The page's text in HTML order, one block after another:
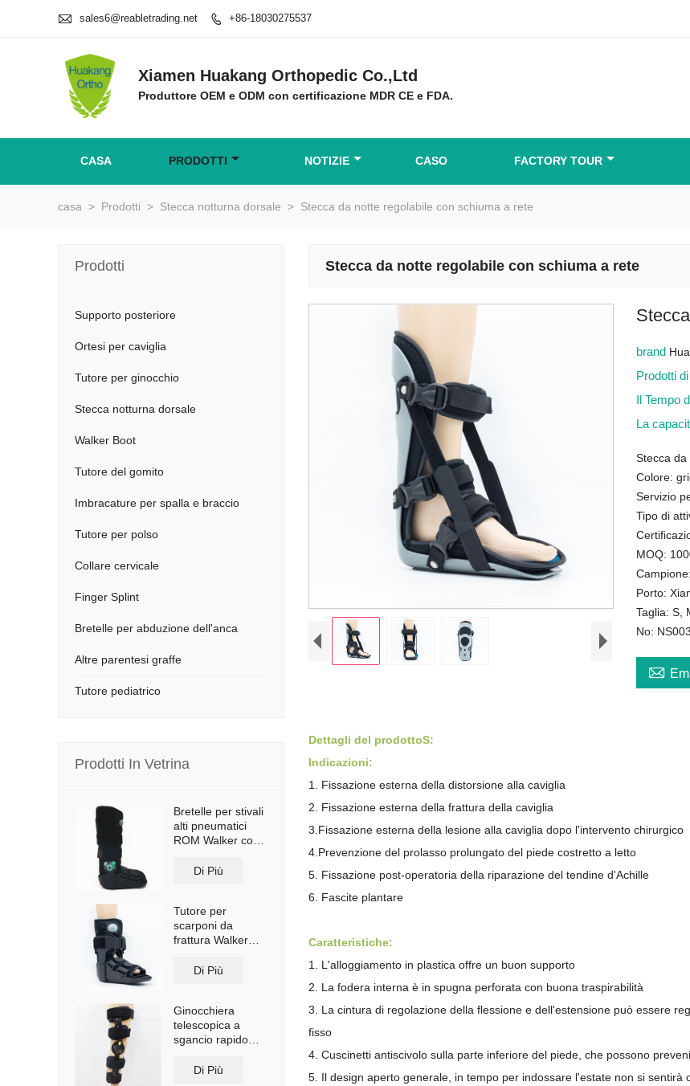
 sales6@reabletrading.net  +86-18030275537
Xiamen Huakang Orthopedic Co.,Ltd
Produttore OEM e ODM con certificazione MDR CE e FDA.
CASA PRODOTTI NOTIZIE CASO FACTORY TOUR
casa > Prodotti > Stecca notturna dorsale > Stecca da notte regolabile con schiuma a rete
Stecca da notte regolabile con schiuma a rete
brand
Prodotti
Il Tempo
La
Stecca
Colore:
Servizio
Tipo di
MOQ:
Porto:
Taglia: S,
No: NS003

Dettagli del prodottoS:
Indicazioni:
1. Fissazione esterna della distorsione alla caviglia
2. Fissazione esterna della frattura della caviglia
3.Fissazione esterna della lesione alla caviglia dopo l'intervento chirurgico
4.Prevenzione del prolasso prolungato del piede costretto a letto
5. Fissazione post-operatoria della riparazione del tendine d'Achille
6. Fascite plantare
Caratteristiche:
1. L'alloggiamento in plastica offre un buon supporto
2. La fodera interna è in spugna perforata con buona traspirabilità
3. La cintura di regolazione della flessione e dell'estensione può essere
fisso
4. Cuscinetti antiscivolo sulla parte inferiore del piede, che possono
5. Il design aperto generale, in tempo per indossare l'estate non si sentirà
Prodotti
Supporto posteriore
Ortesi per caviglia
Tutore per ginocchio
Stecca notturna dorsale
Walker Boot
Tutore del gomito
Imbracature per spalla e braccio
Tutore per polso
Collare cervicale
Finger Splint
Bretelle per abduzione dell'anca
Altre parentesi graffe
Tutore pediatrico
Prodotti In Vetrina
Bretelle per stivali
alti pneumatici
ROM Walker con
Di Più
Tutore per
scarponi da
frattura Walker
Di Più
Ginocchiera
telescopica a
sgancio rapido
Di Più